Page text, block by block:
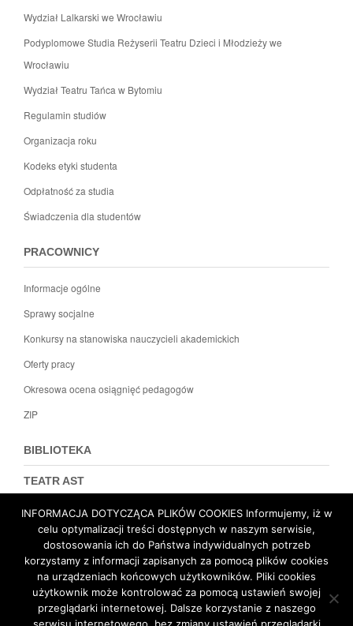
INFORMACJA DOTYCZĄCA PLIKÓW COOKIES Informujemy, iż w
celu optymalizacji treści dostępnych w naszym serwisie,
dostosowania ich do Państwa indywidualnych potrzeb
korzystamy z informacji zapisanych za pomocą plików cookies
na urządzeniach końcowych użytkowników. Pliki cookies
użytkownik może kontrolować za pomocą ustawień swojej
przeglądarki internetowej. Dalsze korzystanie z naszego
Wydział Lalkarski we Wrocławiu
Podyplomowe Studia Reżyserii Teatru Dzieci i Młodzieży we
Wrocławiu
Wydział Teatru Tańca w Bytomiu
Regulamin studiów
Organizacja roku
Kodeks etyki studenta
Odpłatność za studia
Świadczenia dla studentów
PRACOWNICY
Informacje ogólne
Sprawy socjalne
Konkursy na stanowiska nauczycieli akademickich
Oferty pracy
Okresowa ocena osiągnięć pedagogów
ZIP
BIBLIOTEKA
TEATR AST
DZIEKANAT
Polityka prywatności Deklaracja dostępności
Mapa witryny